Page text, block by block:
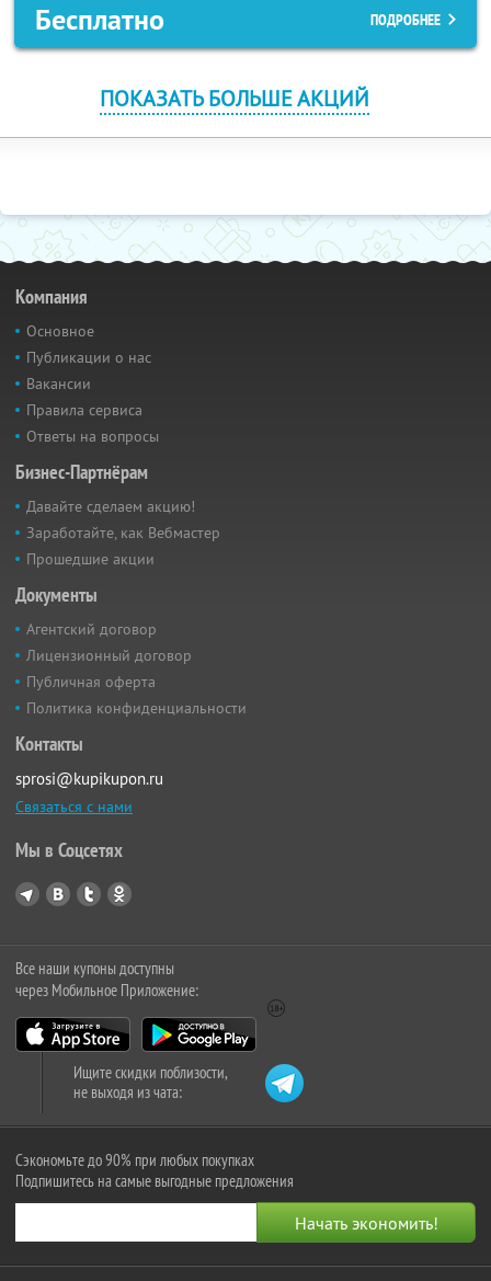
Бесплатно ПОДРОБНЕЕ
ПОКАЗАТЬ БОЛЬШЕ АКЦИЙ
Компания
Основное
Публикации о нас
Вакансии
Правила сервиса
Ответы на вопросы
Бизнес-Партнёрам
Давайте сделаем акцию!
Заработайте, как Вебмастер
Прошедшие акции
Документы
Агентский договор
Лицензионный договор
Публичная оферта
Политика конфиденциальности
Контакты
sprosi@kupikupon.ru
Связаться с нами
Мы в Соцсетях
Все наши купоны доступны
через Мобильное Приложение:
Ищите скидки поблизости,
не выходя из чата:
Сэкономьте до 90% при любых покупках
Подпишитесь на самые выгодные предложения